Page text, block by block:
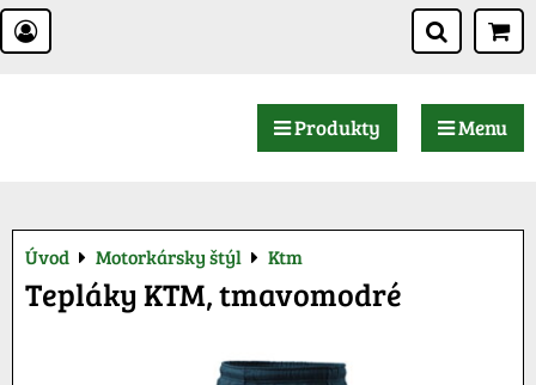
Produkty Menu
Úvod Motorkársky štýl Ktm
Tepláky KTM, tmavomodré